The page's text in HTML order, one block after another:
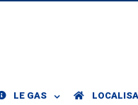
LE GAS